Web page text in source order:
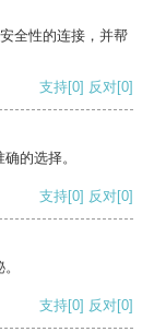
全性的连接，并帮
支持[0] 反对[0]
的选择。
支持[0] 反对[0]
支持[0] 反对[0]